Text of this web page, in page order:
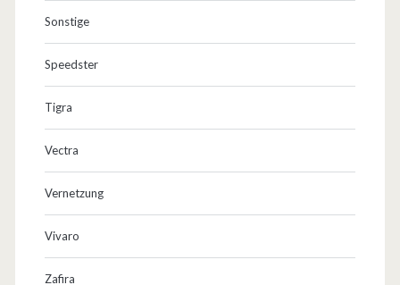
Sonstige
Speedster
Tigra
Vectra
Vernetzung
Vivaro
Zafira